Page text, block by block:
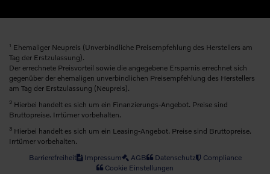
1 Ehemaliger Neupreis (Unverbindliche Preisempfehlung des Herstellers am
Tag der Erstzulassung).
Der errechnete Preisvorteil sowie die angegebene Ersparnis errechnet sich
gegenüber der ehemaligen unverbindlichen Preisempfehlung des Herstellers
am Tag der Erstzulassung (Neupreis).
2 Hierbei handelt es sich um ein Finanzierungs-Angebot. Preise sind
Bruttopreise. Irrtümer vorbehalten.
3 Hierbei handelt es sich um ein Leasing-Angebot. Preise sind Bruttopreise.
Irrtümer vorbehalten.
Barrierefreiheit
Impressum AGB Datenschutz
Compliance
Cookie Einstellungen